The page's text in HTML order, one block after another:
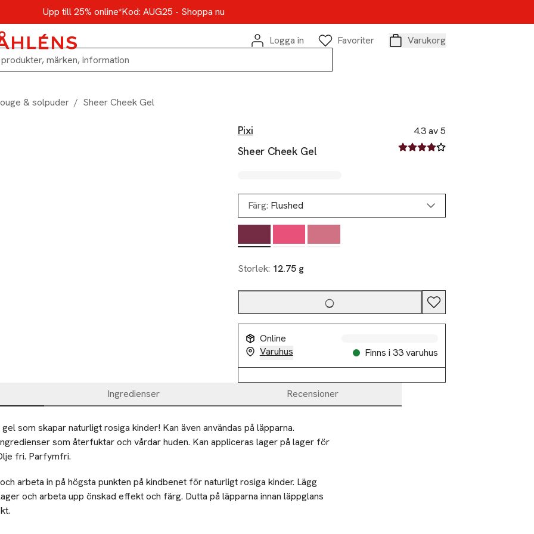
Upp till 25% online*Kod: AUG25 - Shoppa nu
Logga in
Favoriter
Varukorg
& solpuder / Sheer Cheek Gel
Pixi
Sheer Cheek Gel
4.3 av 5
4.3 av fem stjärnor
Färg: Flushed
Storlek: 12.75 g
Online
Varuhus
Finns i 33 varuhus
Ingredienser Recensioner
som skapar naturligt rosiga kinder! Kan även användas på läpparna.
som återfuktar och vårdar huden. Kan appliceras lager på lager för
fri. Parfymfri.
arbeta in på högsta punkten på kindbenet för naturligt rosiga kinder. Lägg
och arbeta upp önskad effekt och färg. Dutta på läpparna innan läppglans